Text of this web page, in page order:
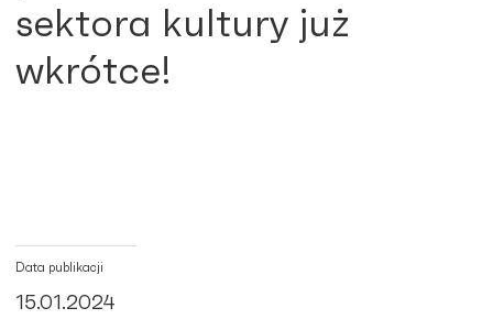
sektora kultury już
wkrótce!
Data publikacji
15.01.2024